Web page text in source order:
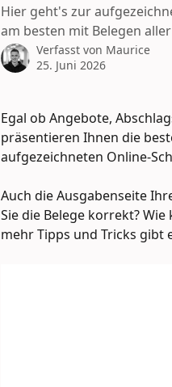
Hier geht's zur
am besten mit Belegen
Verfasst von Maurice
25. Juni 2026
Egal ob Angebote,
präsentieren Ihnen die
aufgezeichneten Online-
Auch die Ausgabenseite
Sie die Belege korrekt?
mehr Tipps und Tricks gibt